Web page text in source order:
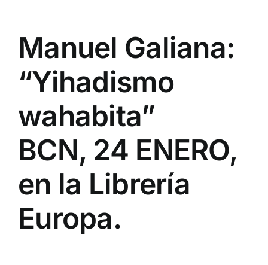
Manuel Galiana:
“Yihadismo
wahabita”
BCN, 24 ENERO,
en la Librería
Europa.